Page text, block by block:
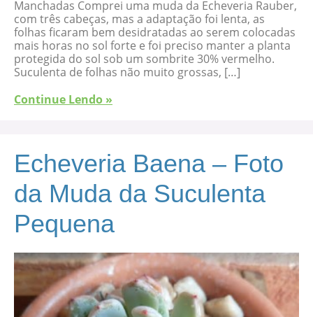
Manchadas Comprei uma muda da Echeveria Rauber,
com três cabeças, mas a adaptação foi lenta, as
folhas ficaram bem desidratadas ao serem colocadas
mais horas no sol forte e foi preciso manter a planta
protegida do sol sob um sombrite 30% vermelho.
Suculenta de folhas não muito grossas, […]
Continue Lendo »
Echeveria Baena – Foto
da Muda da Suculenta
Pequena